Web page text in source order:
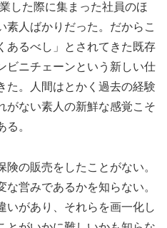
した際に集まった社員のほ
素人ばかりだった。だからこ
あるべし」とされてきた既存
ビニチェーンという新しい仕
た。人間はとかく過去の経験
がない素人の新鮮な感覚こそ
。
の販売をしたことがない。
営みであるかを知らない。
いがあり、それらを画一化し